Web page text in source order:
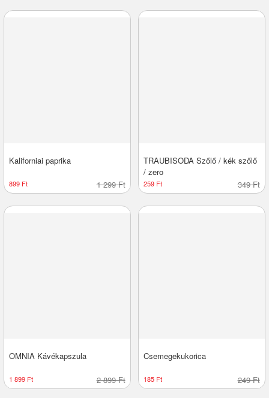
Kaliforniai paprika
899 Ft 1 299 Ft
TRAUBISODA Szőlő / kék szőlő
/ zero
259 Ft 349 Ft
OMNIA Kávékapszula
1 899 Ft 2 899 Ft
Csemegekukorica
185 Ft 249 Ft